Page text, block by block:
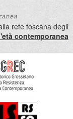
rete toscana degli
contemporanea